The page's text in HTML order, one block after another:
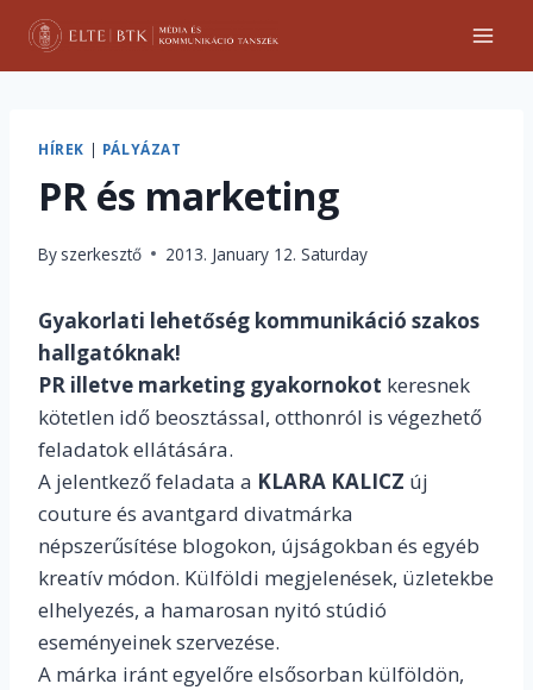
Skip
content
HÍREK | PÁLYÁZAT
PR és marketing
By szerkesztő 2013. January 12. Saturday
Gyakorlati lehetőség kommunikáció szakos
hallgatóknak!
PR illetve marketing gyakornokot keresnek
kötetlen idő beosztással, otthonról is végezhető
feladatok ellátására.
A jelentkező feladata a KLARA KALICZ új
couture és avantgard divatmárka
népszerűsítése blogokon, újságokban és egyéb
kreatív módon. Külföldi megjelenések, üzletekbe
elhelyezés, a hamarosan nyitó stúdió
eseményeinek szervezése.
A márka iránt egyelőre elsősorban külföldön,